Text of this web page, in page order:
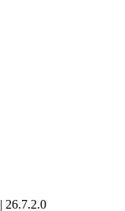
| 26.7.2.0